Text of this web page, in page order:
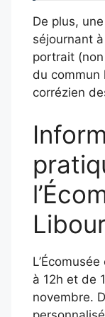
De plus,
séjournant
portrait
du commun
corrézien
à 12h et de
novembre.